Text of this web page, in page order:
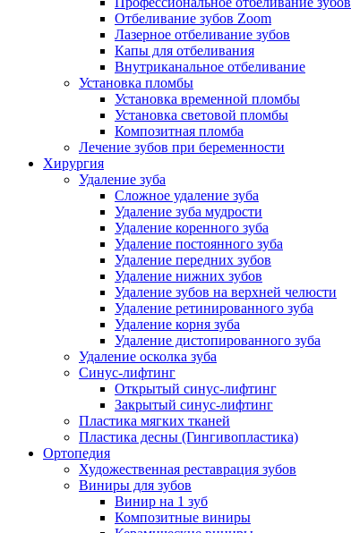
Отбеливание зубов Zoom
Лазерное отбеливание зубов
Капы для отбеливания
Внутриканальное отбеливание
Установка пломбы
Установка временной пломбы
Установка световой пломбы
Композитная пломба
Лечение зубов при беременности
Хирургия
Удаление зуба
Сложное удаление зуба
Удаление зуба мудрости
Удаление коренного зуба
Удаление постоянного зуба
Удаление передних зубов
Удаление нижних зубов
Удаление зубов на верхней челюсти
Удаление ретинированного зуба
Удаление корня зуба
Удаление дистопированного зуба
Удаление осколка зуба
Синус-лифтинг
Открытый синус-лифтинг
Закрытый синус-лифтинг
Пластика мягких тканей
Пластика десны (Гингивопластика)
Ортопедия
Художественная реставрация зубов
Виниры для зубов
Винир на 1 зуб
Композитные виниры